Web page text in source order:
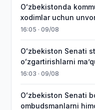
Oʻzbekistonda
xodimlar uchun
16:05 · 09/08
Oʻzbekiston Senati
oʻzgartirishlarni
16:03 · 09/08
Oʻzbekiston Senati
ombudsmanlarni